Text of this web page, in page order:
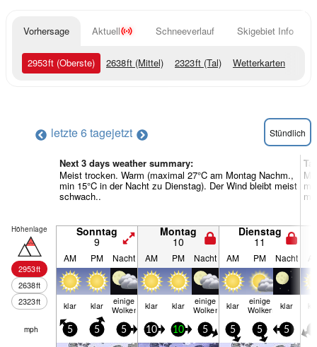
Vorhersage Aktuell Schneeverlauf Skigebiet Info
2953ft (Oberste) 2638ft (Mittel) 2323ft (Tal) Wetterkarten
letzte 6 tagejetzt Stündlich
Next 3 days weather summary:
Meist trocken. Warm (maximal 27°C am Montag Nachm.,
min 15°C in der Nacht zu Dienstag). Der Wind bleibt meist
schwach..
Höhenlage
2953ft
2638ft
2323ft
Sonntag
9
Montag
10
Dienstag
11
AM PM Nacht AM PM Nacht AM PM Nacht
klar klar einige
Wolken klar klar einige
Wolken klar einige
Wolken klar
mph 5 5 5 10 10 5 5 5 5